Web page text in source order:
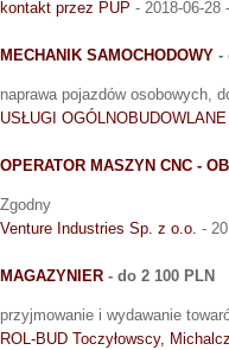
kontakt przez PUP - 2018-06-28 -
MECHANIK SAMOCHODOWY -
naprawa pojazdów osobowych,
USŁUGI
OPERATOR MASZYN CNC -
Zgodny
Venture Industries Sp. z o.o. -
MAGAZYNIER - do 2 100 PLN
przyjmowanie i wydawanie
ROL-BUD Toczyłowscy,